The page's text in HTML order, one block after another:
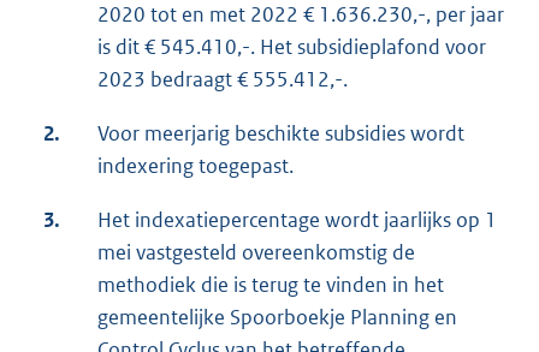
2020 tot en met 2022 € 1.636.230,-, per jaar
is dit € 545.410,-. Het subsidieplafond voor
2023 bedraagt € 555.412,-.
2.
Voor meerjarig beschikte subsidies wordt
indexering toegepast.
3.
Het indexatiepercentage wordt jaarlijks op 1
mei vastgesteld overeenkomstig de
methodiek die is terug te vinden in het
gemeentelijke Spoorboekje Planning en